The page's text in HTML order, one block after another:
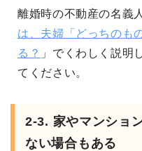
離婚時の不動産の名義
は、夫婦「どっちのも
る？ 」でくわしく説明
てください。
2-3. 家やマンショ
ない場合もある